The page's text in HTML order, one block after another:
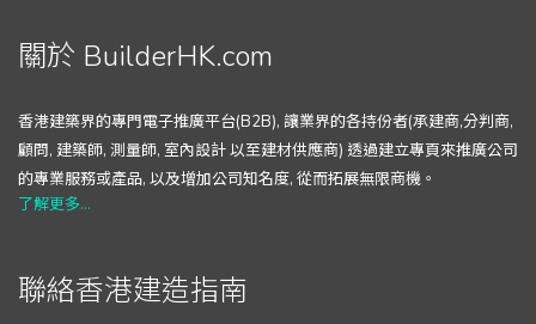
關於 BuilderHK.com
香港建築界的專門電子推廣平台(B2B), 讓業界的各持份者(承建商,分判商,
顧問, 建築師, 測量師, 室內設計 以至建材供應商) 透過建立專頁來推廣公司
的專業服務或產品, 以及增加公司知名度, 從而拓展無限商機。
了解更多...
聯絡香港建造指南